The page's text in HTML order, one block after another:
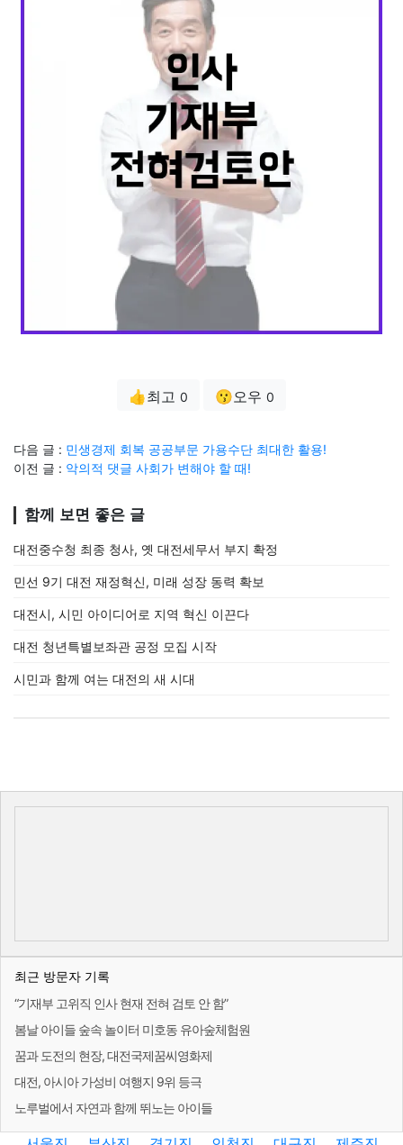
👍최고 0 😗오우 0
다음 글 : 민생경제 회복 공공부문 가용수단 최대한 활용!
이전 글 : 악의적 댓글 사회가 변해야 할 때!
함께 보면 좋은 글
대전중수청 최종 청사, 옛 대전세무서 부지 확정
민선 9기 대전 재정혁신, 미래 성장 동력 확보
대전시, 시민 아이디어로 지역 혁신 이끈다
대전 청년특별보좌관 공정 모집 시작
시민과 함께 여는 대전의 새 시대
최근 방문자 기록
“기재부 고위직 인사 현재 전혀 검토 안 함”
봄날 아이들 숲속 놀이터 미호동 유아숲체험원
꿈과 도전의 현장, 대전국제꿈씨영화제
대전, 아시아 가성비 여행지 9위 등극
노루벌에서 자연과 함께 뛰노는 아이들